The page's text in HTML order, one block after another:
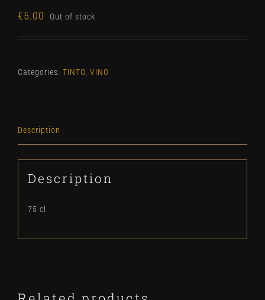
€5.00 Out of stock
Categories: TINTO VINO
Description
Description
75 cl